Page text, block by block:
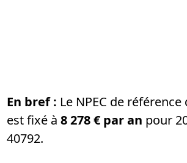
En bref : Le NPEC de
est fixé à8 278 € par an pour
40792.